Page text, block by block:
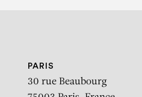
PARIS
30 rue Beaubourg